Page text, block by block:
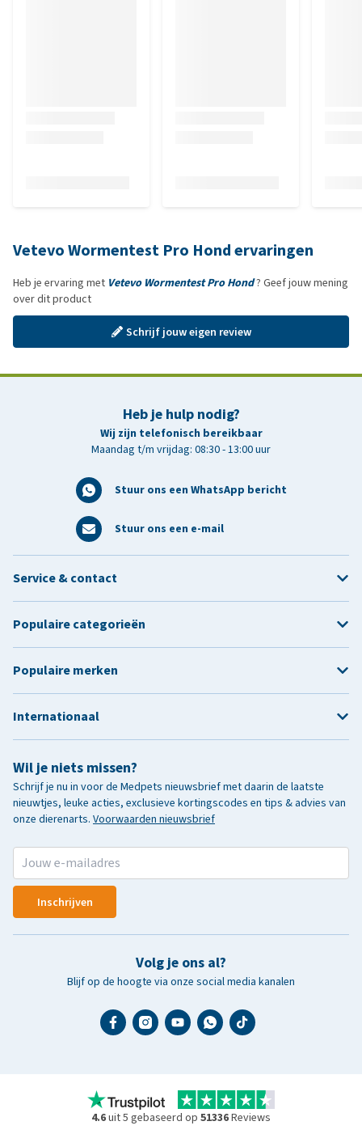
Vetevo Wormentest Pro Hond ervaringen
Heb je ervaring met Vetevo Wormentest Pro Hond? Geef jouw mening
over dit product
Schrijf jouw eigen review
Heb je hulp nodig?
Wij zijn telefonisch bereikbaar
Maandag t/m vrijdag: 08:30 - 13:00 uur
Stuur ons een WhatsApp bericht
Stuur ons een e-mail
Wil je niets missen?
Schrijf je nu in voor de Medpets nieuwsbrief met daarin de laatste
nieuwtjes, leuke acties, exclusieve kortingscodes en tips & advies van
onze dierenarts. Voorwaarden nieuwsbrief
Inschrijven
Volg je ons al?
Blijf op de hoogte via onze social media kanalen
Service & contact
Populaire categorieën
Populaire merken
Internationaal
4.6uit 5 gebaseerd op 51336Reviews